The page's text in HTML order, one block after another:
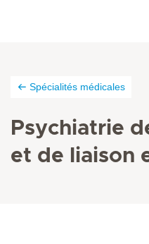
Spécialités médicales
Psychiatrie
et de liaison